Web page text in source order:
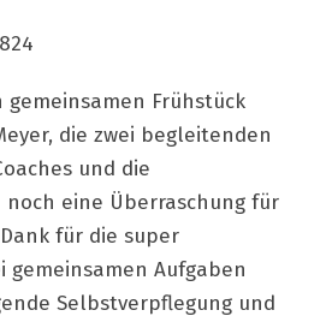
Frühstück
die zwei begleitenden
und die
eine Überraschung für
für die super
gemeinsamen Aufgaben
Selbstverpflegung und